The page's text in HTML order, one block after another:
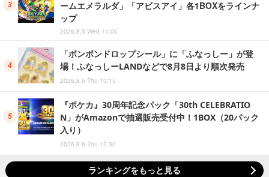
ームエメラルダ」「アビスアイ」各1BOXをラインナ
ップ
2026.8.5 Wed 14:00
「ボンボンドロップシール」に「ふなっしー」が登
場！ふなっしーLANDなどで8月8日より順次発売
2026.8.6 Thu 10:15
『ポケカ』30周年記念パック「30th CELEBRATIO
N」がAmazonで抽選販売受付中！1BOX（20パック
入り）
2026.8.6 Thu 12:30
ランキングをもっと見る